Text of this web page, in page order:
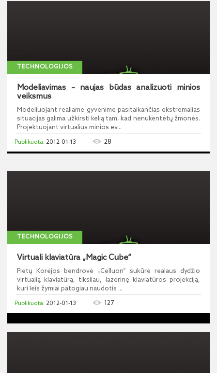
TECHNOLOGIJOS
Modeliavimas – naujas būdas analizuoti minios
veiksmus
Modeliuojant realiame gyvenime pasitaikančias ekstremalias
situacijas galima užkirsti kelią tam, kad nenukentėtų žmonės.
Projektuojant virtualius minios ev...
2012-01-13 28
TECHNOLOGIJOS
Virtuali klaviatūra „Magic Cube“
Pietų Korėjos bendrovė „Celluon“ sukūrė realaus dydžio
virtualią klaviatūrą, tiksliau, lazerinę klaviatūros projekciją,
kuri leis žymiai patogiau naudotis ...
2012-01-13 127